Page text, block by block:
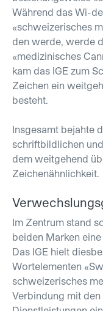
Während das Wi-
«schweizerisches
den werde, werde
«medizinisches
kam das IGE zum
Zeichen ein
besteht.
Insgesamt bejahte
schriftbildlichen
dem weitgehend
Zeichenähnlichkeit.
Im Zentrum stand
beiden Marken
Das IGE hielt
Wortelementen
schweizerisches
Verbindung mit